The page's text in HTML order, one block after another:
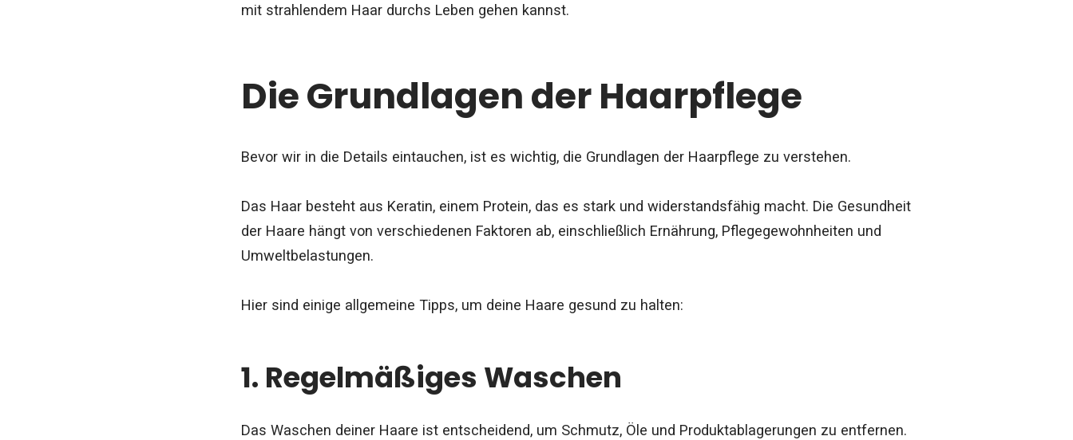
mit strahlendem Haar durchs Leben gehen kannst.
Die Grundlagen der Haarpflege
Bevor wir in die Details eintauchen, ist es wichtig, die Grundlagen der Haarpflege zu verstehen.
Das Haar besteht aus Keratin, einem Protein, das es stark und widerstandsfähig macht. Die Gesundheit
der Haare hängt von verschiedenen Faktoren ab, einschließlich Ernährung, Pflegegewohnheiten und
Umweltbelastungen.
Hier sind einige allgemeine Tipps, um deine Haare gesund zu halten:
1. Regelmäßiges Waschen
Das Waschen deiner Haare ist entscheidend, um Schmutz, Öle und Produktablagerungen zu entfernen.